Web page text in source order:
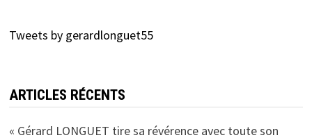
Tweets by gerardlonguet55
ARTICLES RÉCENTS
« Gérard LONGUET tire sa révérence avec toute son